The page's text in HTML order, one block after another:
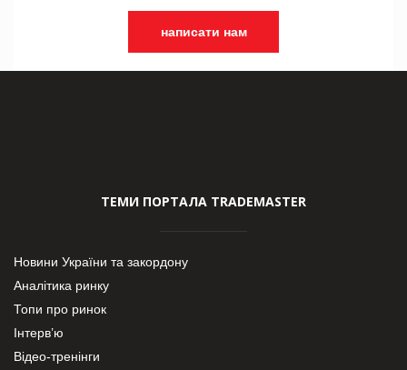
написати нам
ТЕМИ ПОРТАЛА TRADEMASTER
Новини України та закордону
Аналітика ринку
Топи про ринок
Інтерв’ю
Відео-тренінги